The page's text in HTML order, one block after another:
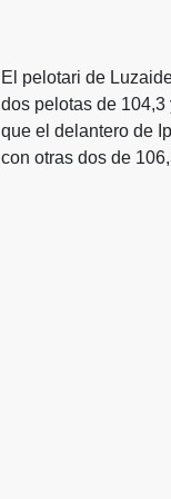
El pelotari de
dos pelotas de
que el delantero de
con otras dos de